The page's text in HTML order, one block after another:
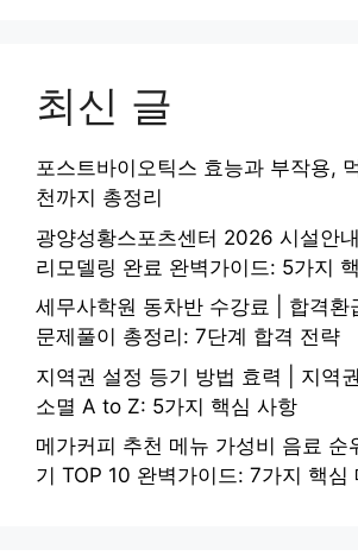
최신 글
포스트바이오틱스 효능과 부작용,
천까지 총정리
광양성황스포츠센터 2026 시설안
리모델링 완료 완벽가이드: 5가지
세무사학원 동차반 수강료 | 합격환
문제풀이 총정리: 7단계 합격 전략
지역권 설정 등기 방법 효력 | 지역
소멸 A to Z: 5가지 핵심 사항
메가커피 추천 메뉴 가성비 음료 순
기 TOP 10 완벽가이드: 7가지 핵심